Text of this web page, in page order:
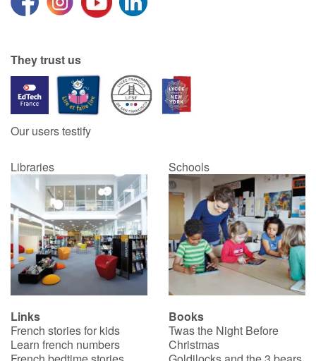
They trust us
Our users testify
Libraries Schools
Links
French stories for kids
Learn french numbers
Books
Twas the Night Before
Christmas